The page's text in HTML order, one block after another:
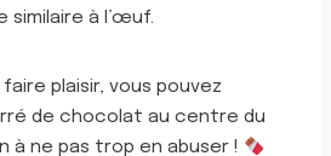
à l’œuf.
plaisir, vous pouvez
de chocolat au centre du
à ne pas trop en abuser !